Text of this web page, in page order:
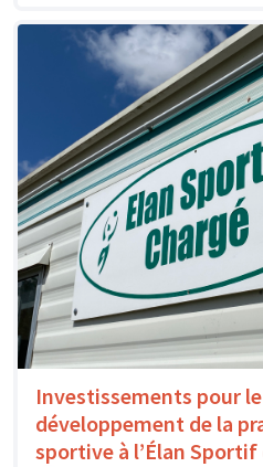
Investissements pour le
développement de la
sportive à l’Élan Sportif